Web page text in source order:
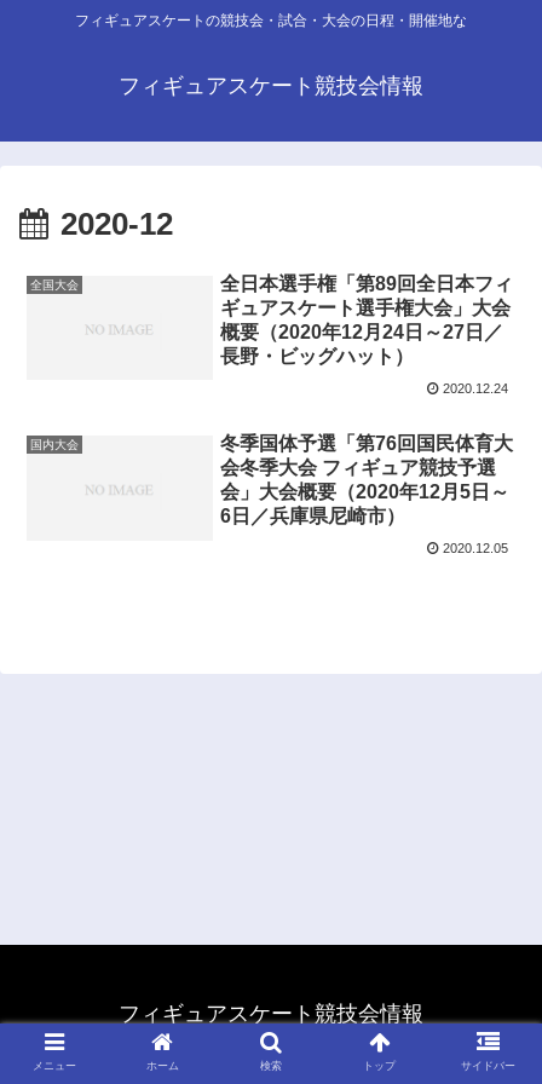
フィギュアスケートの競技会・試合・大会の日程・開催地な
フィギュアスケート競技会情報
2020-12
全国大会
全日本選手権「第89回全日本フィ
ギュアスケート選手権大会」大会
概要（2020年12月24日～27日／
長野・ビッグハット）
2020.12.24
国内大会
冬季国体予選「第76回国民体育大
会冬季大会 フィギュア競技予選
会」大会概要（2020年12月5日～
6日／兵庫県尼崎市）
2020.12.05
フィギュアスケート競技会情報
© 2011 フィギュアスケート競技会情報.
メニュー ホーム 検索 トップ サイドバー